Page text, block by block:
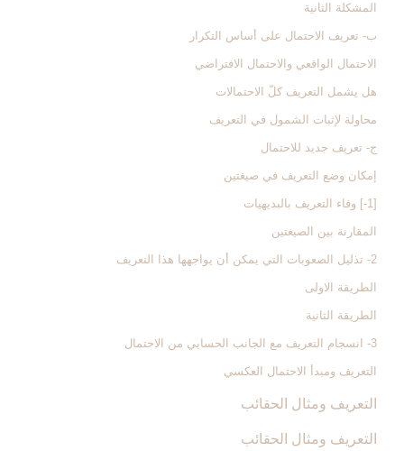
المشكلة الثانية
ب- تعريف الاحتمال على أساس التكرار
الاحتمال الواقعي والاحتمال الافتراضي
هل يشمل التعريف كلّ الاحتمالات
محاولة لإثبات الشمول في التعريف
ج- تعريف جديد للاحتمال‏
إمكان وضع التعريف في صيغتين
[1-] وفاء التعريف بالبديهيات
المقارنة بين الصيغتين
2- تذليل الصعوبات التي يمكن أن يواجهها هذا التعريف
الطريقة الاولى
الطريقة الثانية
3- انسجام التعريف مع الجانب الحسابي من الاحتمال‏
التعريف ومبدأ الاحتمال العكسي
التعريف ومثال الحقائب
التعريف ومثال الحقائب